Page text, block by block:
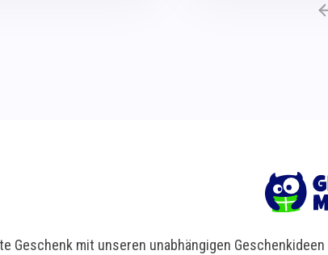
Geschenk mit unseren unabhängigen